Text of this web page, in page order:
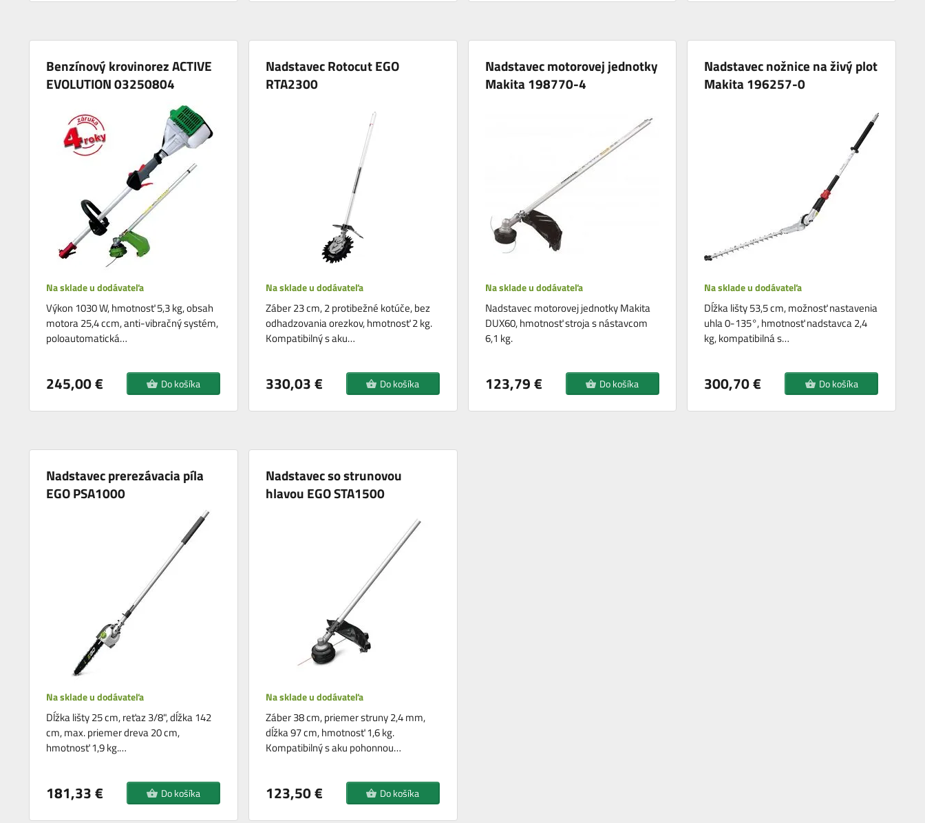
Benzínový krovinorez ACTIVE
EVOLUTION 03250804
Na sklade u dodávateľa
Výkon 1030 W, hmotnosť 5,3 kg, obsah
motora 25,4 ccm, anti-vibračný systém,
poloautomatická…
245,00 € Do košíka
Nadstavec Rotocut EGO
RTA2300
Na sklade u dodávateľa
Záber 23 cm, 2 protibežné kotúče, bez
odhadzovania orezkov, hmotnosť 2 kg.
Kompatibilný s aku…
330,03 € Do košíka
Nadstavec motorovej jednotky
Makita 198770-4
Na sklade u dodávateľa
Nadstavec motorovej jednotky Makita
DUX60, hmotnosť stroja s nástavcom
6,1 kg.
123,79 € Do košíka
Nadstavec nožnice na živý plot
Makita 196257-0
Na sklade u dodávateľa
Dĺžka lišty 53,5 cm, možnosť nastavenia
uhla 0-135°, hmotnosť nadstavca 2,4
kg, kompatibilná s…
300,70 € Do košíka
Nadstavec prerezávacia píla
EGO PSA1000
Na sklade u dodávateľa
Dĺžka lišty 25 cm, reťaz 3/8", dĺžka 142
cm, max. priemer dreva 20 cm,
hmotnosť 1,9 kg.…
181,33 € Do košíka
Nadstavec so strunovou
hlavou EGO STA1500
Na sklade u dodávateľa
Záber 38 cm, priemer struny 2,4 mm,
dĺžka 97 cm, hmotnosť 1,6 kg.
Kompatibilný s aku pohonnou…
123,50 € Do košíka